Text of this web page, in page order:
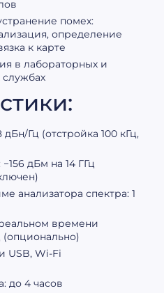
помех:
определение
к карте
в лабораторных и
службах
Гц (отстройка 100 кГц,
дБм на 14 ГГц
анализатора спектра: 1
времени
(опционально)
USB, Wi-Fi
до 4 часов